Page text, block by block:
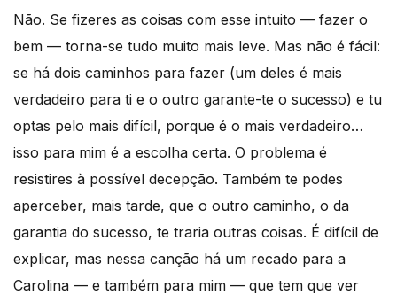
Não. Se fizeres as coisas com esse intuito — fazer o
bem — torna-se tudo muito mais leve. Mas não é fácil:
se há dois caminhos para fazer (um deles é mais
verdadeiro para ti e o outro garante-te o sucesso) e tu
optas pelo mais difícil, porque é o mais verdadeiro…
isso para mim é a escolha certa. O problema é
resistires à possível decepção. Também te podes
aperceber, mais tarde, que o outro caminho, o da
garantia do sucesso, te traria outras coisas. É difícil de
explicar, mas nessa canção há um recado para a
Carolina — e também para mim — que tem que ver